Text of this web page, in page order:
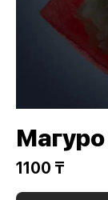
Магуро
1100 ₸